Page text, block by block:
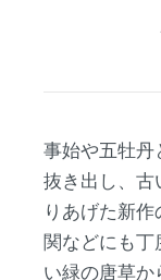
事始や五牡丹
抜き出し、古
りあげた新
関などにも丁
い緑の唐草か